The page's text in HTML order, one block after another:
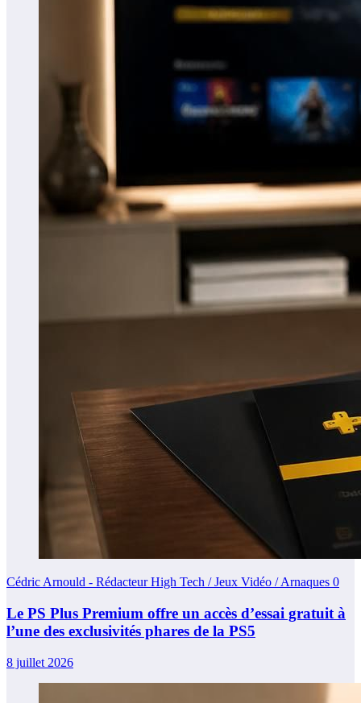
Cédric Arnould - Rédacteur High Tech / Jeux Vidéo / Arnaques 0
Le PS Plus Premium offre un accès d’essai gratuit à
l’une des exclusivités phares de la PS5
8 juillet 2026